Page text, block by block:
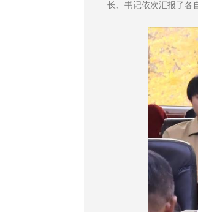
长、书记依次汇报了各